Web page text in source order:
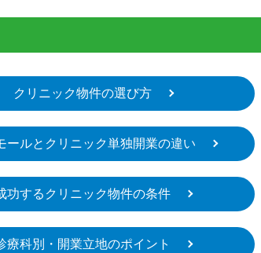
クリニック物件の選び方
ールとクリニック単独開業の違い
功するクリニック物件の条件
療科別・開業立地のポイント